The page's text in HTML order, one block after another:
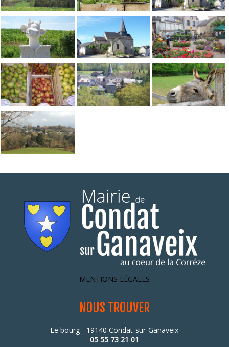
MENTIONS LÉGALES
NOUS TROUVER
Le bourg - 19140 Condat-sur-Ganaveix
05 55 73 21 01